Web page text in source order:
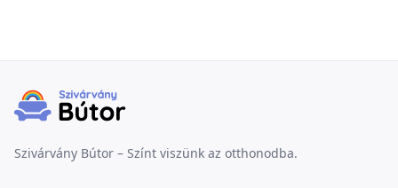
Szivárvány Bútor – Színt viszünk az otthonodba.